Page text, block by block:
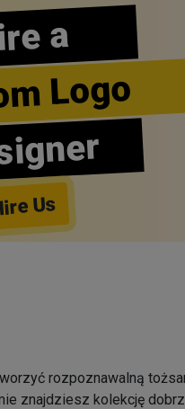
a
Logo
Us
rozpoznawalną
znajdziesz kolekcję